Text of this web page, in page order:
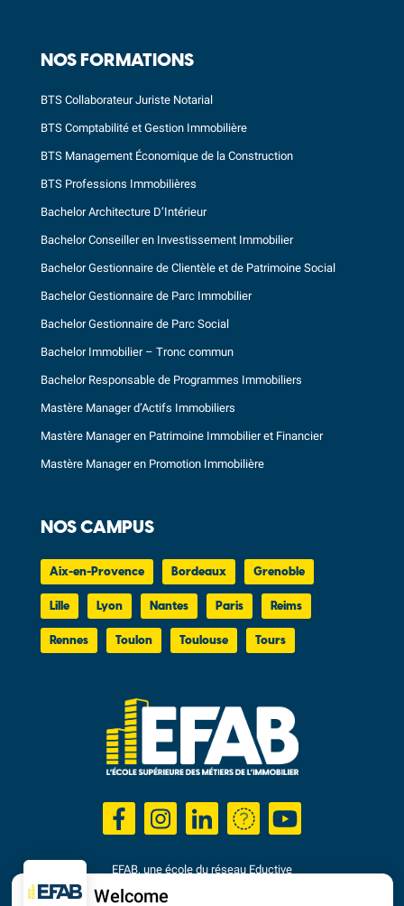
NOS FORMATIONS
BTS Collaborateur Juriste Notarial
BTS Comptabilité et Gestion Immobilière
BTS Management Économique de la Construction
BTS Professions Immobilières
Bachelor Architecture D’Intérieur
Bachelor Conseiller en Investissement Immobilier
Bachelor Gestionnaire de Clientèle et de Patrimoine Social
Bachelor Gestionnaire de Parc Immobilier
Bachelor Gestionnaire de Parc Social
Bachelor Immobilier – Tronc commun
Bachelor Responsable de Programmes Immobiliers
Mastère Manager d’Actifs Immobiliers
Mastère Manager en Patrimoine Immobilier et Financier
Mastère Manager en Promotion Immobilière
NOS CAMPUS
Aix-en-Provence Bordeaux Grenoble
Lille Lyon Nantes Paris Reims
Rennes Toulon Toulouse Tours
EFAB, une école du réseau Eductive
Établissement d'Enseignement Supérieur Privé Technique
Welcome